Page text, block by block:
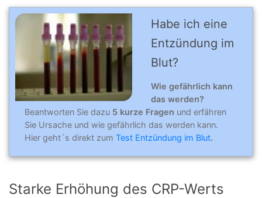
Habe ich eine
Entzündung im
Blut?
Wie gefährlich kann
das werden?
Beantworten Sie dazu 5 kurze Fragen und erfähren
Sie Ursache und wie gefährlich das werden kann.
Hier geht´s direkt zum Test Entzündung im Blut.
Starke Erhöhung des CRP-Werts